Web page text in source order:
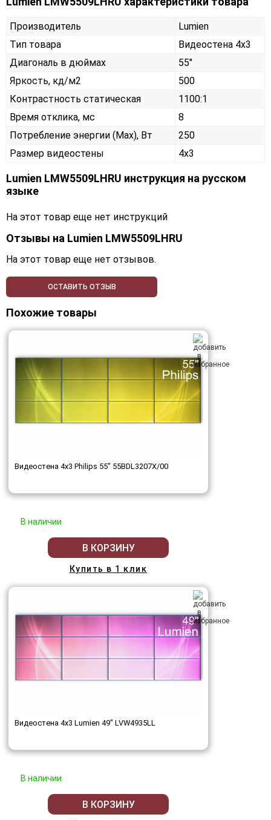
Производитель
Lumien
Тип товара
Видеостена 4х3
Диагональ в дюймах
55"
Яркость, кд/м2
500
Контрастность статическая
1100:1
Время отклика, мс
8
Потребление энергии (Max), Вт
250
Размер видеостены
4x3
Lumien LMW5509LHRU инструкция на русском
языке
На этот товар еще нет инструкций
Отзывы на Lumien LMW5509LHRU
На этот товар еще нет отзывов.
ОСТАВИТЬ ОТЗЫВ
Похожие товары
Видеостена 4x3 Philips 55" 55BDL3207X/00
В наличии
В КОРЗИНУ
Купить в 1 клик
Видеостена 4x3 Lumien 49" LVW4935LL
В наличии
В КОРЗИНУ